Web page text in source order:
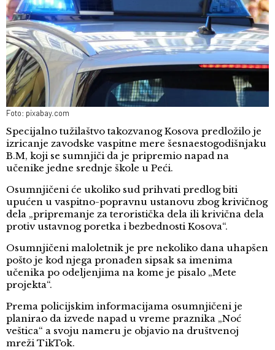
Foto: pixabay.com
Specijalno tužilaštvo takozvanog Kosova predložilo je
izricanje zavodske vaspitne mere šesnaestogodišnjaku
B.M, koji se sumnjiči da je pripremio napad na
učenike jedne srednje škole u Peći.
Osumnjičeni će ukoliko sud prihvati predlog biti
upućen u vaspitno-popravnu ustanovu zbog krivičnog
dela „pripremanje za teroristička dela ili krivična dela
protiv ustavnog poretka i bezbednosti Kosova“.
Osumnjičeni maloletnik je pre nekoliko dana uhapšen
pošto je kod njega pronađen sipsak sa imenima
učenika po odeljenjima na kome je pisalo „Mete
projekta“.
Prema policijskim informacijama osumnjičeni je
planirao da izvede napad u vreme praznika „Noć
veštica“ a svoju nameru je objavio na društvenoj
mreži TikTok.